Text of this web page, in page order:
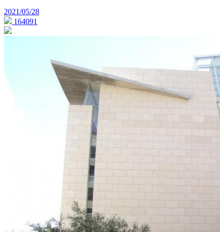
2021/05/28
164091